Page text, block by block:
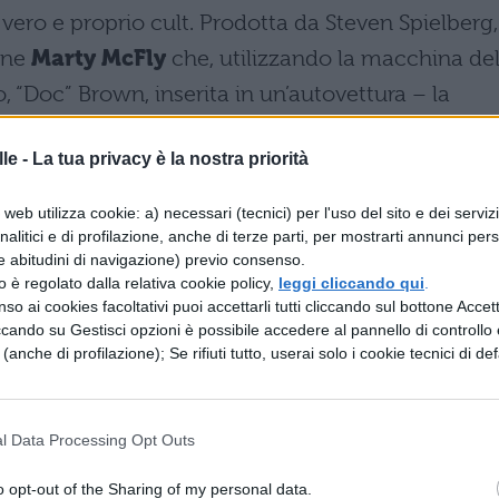
- La tua privacy è la nostra priorità
utilizza cookie: a) necessari (tecnici) per l'uso del sito e dei
e di profilazione, anche di terze parti, per mostrarti annunci
abitudini di navigazione) previo consenso.
è regolato dalla relativa cookie policy, leggi cliccando qui
ai cookies facoltativi puoi accettarli tutti cliccando sul bottone
su Gestisci opzioni è possibile accedere al pannello di controllo
di profilazione); Se rifiuti tutto, userai solo i cookie tecnici di
Data Processing Opt Outs
opt-out of the Sharing of my personal data.
e proprio cult. Prodotta da Steven Spielberg,
Marty McFly che, utilizzando la macchina del
Brown, inserita in un’autovettura – la
12 – si ritrova in varie epoche della storia
e 1885). Martin dovrà tirarsi fuori da numerosi
in epoche diversa dalla sua (il 1985)
Pietra miliare degli anni ’80.
da Wolfgang Petersen, La storia infinita è
che si basa sull’omonimo romanzo di
del racconto è Bastian, un ragazzino
di rifugiarsi in una libreria per sfuggire
gli dona un libro, “La storia infinita”, e Bastian
nella storia ambientata nel mondo